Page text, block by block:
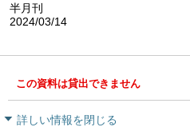
半月刊
2024/03/14
この資料は貸出できません
詳しい情報を閉じる